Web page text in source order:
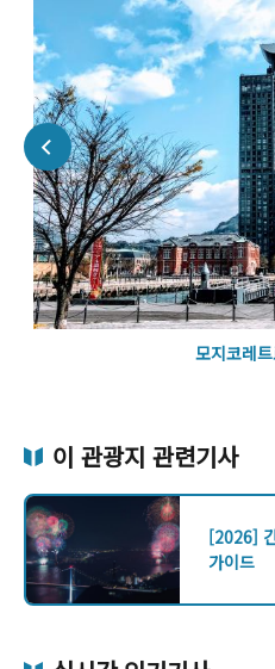
모지코레
이 관광지 관련기사
[2026]
가이드